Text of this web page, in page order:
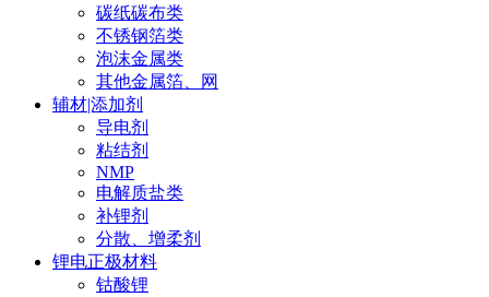
碳纸碳布类
不锈钢箔类
泡沫金属类
其他金属箔、网
辅材|添加剂
导电剂
粘结剂
NMP
电解质盐类
补锂剂
分散、增柔剂
锂电正极材料
钴酸锂